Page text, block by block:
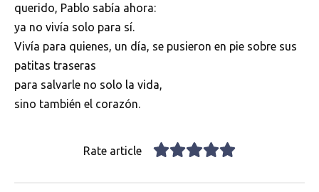
querido, Pablo sabía ahora:
ya no vivía solo para sí.
Vivía para quienes, un día, se pusieron en pie sobre sus
patitas traseras
para salvarle no solo la vida,
sino también el corazón.
Rate article